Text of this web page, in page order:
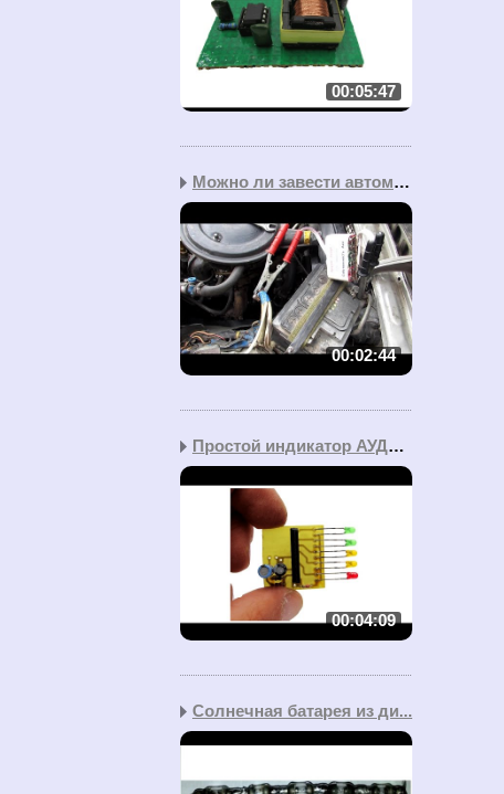
00:05:47
Можно ли завести автомо...
00:02:44
Простой индикатор АУДИО...
00:04:09
Солнечная батарея из ди...